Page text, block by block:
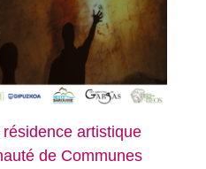
artistique
de Communes